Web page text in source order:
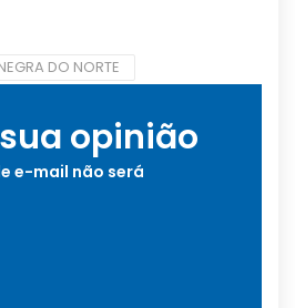
DO NORTE
opinião
e-mail não será